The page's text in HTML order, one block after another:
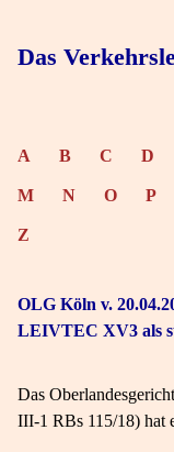
Das
A B C D
M N O P
Z
OLG Köln v.
LEIVTEC XV3 als
Das
III-1 RBs 115/18) hat